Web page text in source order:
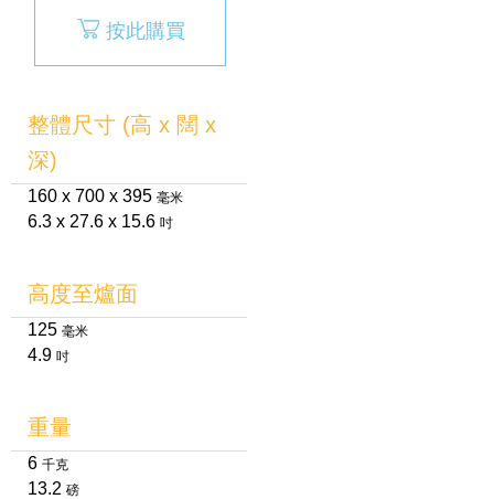
按此購買
整體尺寸 (高 x 闊 x
深)
160 x 700 x 395 毫米
6.3 x 27.6 x 15.6 吋
高度至爐面
125 毫米
4.9 吋
重量
6 千克
13.2 磅